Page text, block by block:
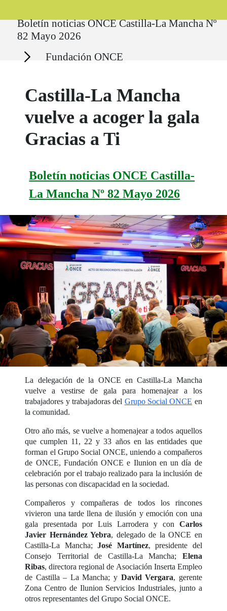
Boletín noticias ONCE Castilla-La Mancha Nº
82 Mayo 2026
Secciones Fundación ONCE
Castilla-La Mancha
vuelve a acoger la gala
Gracias a Ti
Boletín noticias ONCE Castilla-
La Mancha Nº 82 Mayo 2026
La delegación de la ONCE en Castilla-La Mancha
vuelve a vestirse de gala para homenajear a los
trabajadores y trabajadoras del Grupo Social ONCE en
la comunidad.
Otro año más, se vuelve a homenajear a todos aquellos
que cumplen 11, 22 y 33 años en las entidades que
forman el Grupo Social ONCE, uniendo a compañeros
de ONCE, Fundación ONCE e Ilunion en un día de
celebración por el trabajo realizado para la inclusión de
las personas con discapacidad en la sociedad.
Compañeros y compañeras de todos los rincones
vivieron una tarde llena de ilusión y emoción con una
gala presentada por Luis Larrodera y con Carlos
Javier Hernández Yebra, delegado de la ONCE en
Castilla-La Mancha;José Martínez, presidente del
Consejo Territorial de Castilla-La Mancha; Elena
Ribas, directora regional de Asociación Inserta Empleo
de Castilla – La Mancha; y David Vergara, gerente
Zona Centro de Ilunion Servicios Industriales, junto a
otros representantes del Grupo Social ONCE.